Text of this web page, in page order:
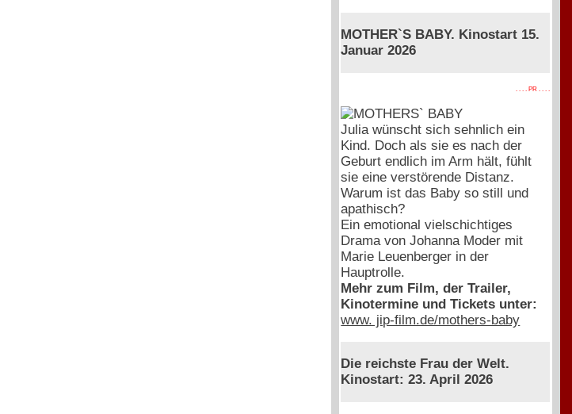
MOTHER`S BABY. Kinostart 15.
Januar 2026
. . . . PR . . . .
Julia wünscht sich sehnlich ein
Kind. Doch als sie es nach der
Geburt endlich im Arm hält, fühlt
sie eine verstörende Distanz.
Warum ist das Baby so still und
apathisch?
Ein emotional vielschichtiges
Drama von Johanna Moder mit
Marie Leuenberger in der
Hauptrolle.
Mehr zum Film, der Trailer,
Kinotermine und Tickets unter:
www. jip-film.de/mothers-baby
Die reichste Frau der Welt.
Kinostart: 23. April 2026